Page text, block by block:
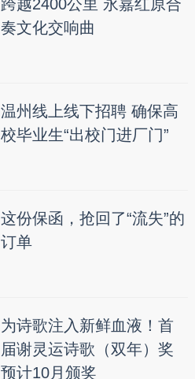
跨越2400公里 永嘉红原合
奏文化交响曲
温州线上线下招聘 确保高
校毕业生“出校门进厂门”
这份保函，抢回了“流失”的
订单
为诗歌注入新鲜血液！首
届谢灵运诗歌（双年）奖
预计10月颁奖